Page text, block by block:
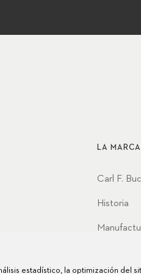
LA MARCA
Carl F.
Historia
estadístico, la optimización del